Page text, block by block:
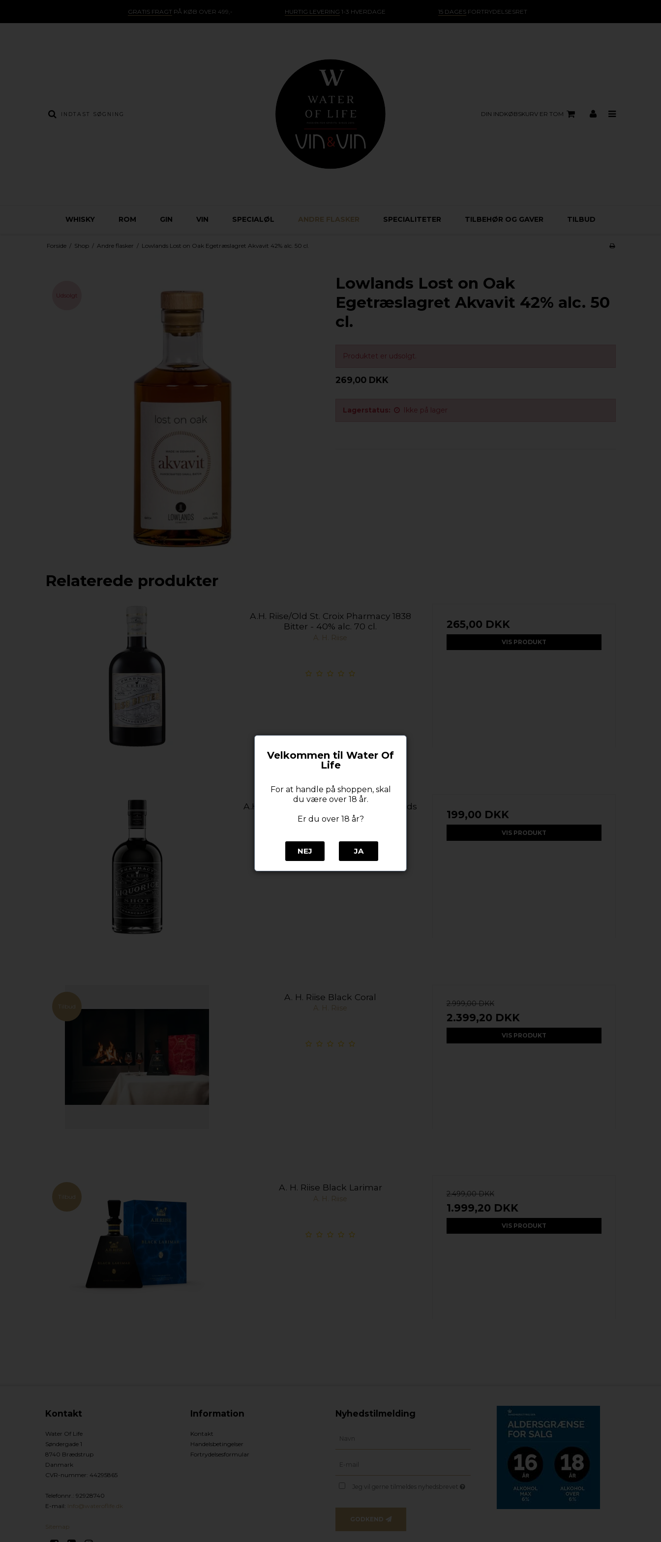
GRATIS FRAGTPÅ KØB OVER 499,- HURTIG LEVERING 1-3 HVERDAGE 15 DAGESFORTRYDELSESRET
DIN INDKØBSKURV ER TOM
WHISKY ROM GIN VIN SPECIALØL ANDRE FLASKER SPECIALITETER TILBEHØR OG GAVER TILBUD
Forside / Shop / Andre flasker / Lowlands Lost on Oak Egetræslagret Akvavit 42% alc. 50 cl.
Udsolgt
Lowlands Lost on Oak
Egetræslagret Akvavit 42% alc. 50
cl.
Produktet er udsolgt.
269,00 DKK
Lagerstatus: Ikke på lager
Relaterede produkter
A.H. Riise/Old St. Croix Pharmacy 1838
Bitter - 40% alc. 70 cl.
A. H. Riise
265,00 DKK
VIS PRODUKT
A.H. Riise/Old St. Croix Pharmacy Lakrids
Shot 18% alc. 70 cl.
199,00 DKK
VIS PRODUKT
Tilbud
A. H. Riise Black Coral
A. H. Riise
2.999,00 DKK
2.399,20 DKK
VIS PRODUKT
Tilbud
A. H. Riise Black Larimar
A. H. Riise
2.499,00 DKK
1.999,20 DKK
VIS PRODUKT
Kontakt
Water Of Life
Søndergade 1
8740 Brædstrup
Danmark
CVR-nummer: 44295865
Telefonnr.: 92928740
E-mail: Info@wateroflife.dk
Sitemap
Information
Kontakt
Handelsbetingelser
Fortrydelsesformular
Nyhedstilmelding
Jeg vil gerne tilmeldes nyhedsbrevet
GODKEND
Velkommen til Water Of
Life
For at handle på shoppen, skal
du være over 18 år.
Er du over 18 år?
NEJ JA